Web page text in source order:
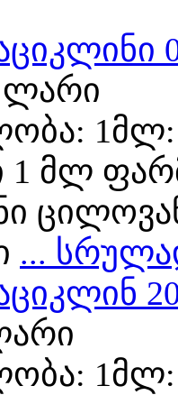
ლარი
1მლ:
1 მლ
...
1მლ: